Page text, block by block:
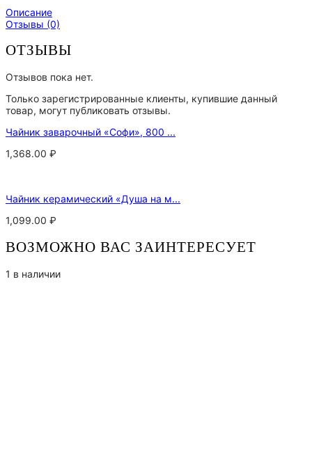
Описание
Отзывы (0)
ОТЗЫВЫ
Отзывов пока нет.
Только зарегистрированные клиенты, купившие данный
товар, могут публиковать отзывы.
Чайник заварочный «Софи», 800 ...
1,368.00 ₽
Чайник керамический «Душа на м...
1,099.00 ₽
ВОЗМОЖНО ВАС ЗАИНТЕРЕСУЕТ
1 в наличии